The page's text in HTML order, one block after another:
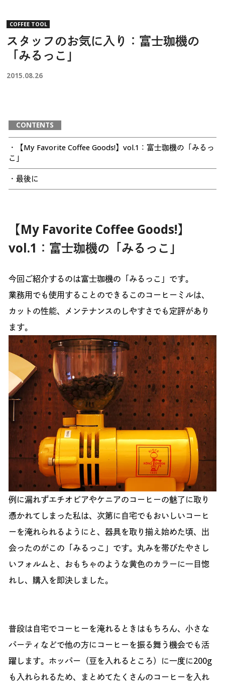
COFFEE TOOL
スタッフのお気に入り：富士珈機の
「みるっこ」
2015.08.26
CONTENTS
・【My Favorite Coffee Goods!】vol.1：富士珈機の「みるっ
こ」
・最後に
【My Favorite Coffee Goods!】
vol.1：富士珈機の「みるっこ」
今回ご紹介するのは富士珈機の「みるっこ」です。
業務用でも使用することのできるこのコーヒーミルは、
カットの性能、メンテナンスのしやすさでも定評があり
ます。
例に漏れずエチオピアやケニアのコーヒーの魅了に取り
憑かれてしまった私は、次第に自宅でもおいしいコーヒ
ーを淹れられるようにと、器具を取り揃え始めた頃、出
会ったのがこの「みるっこ」です。丸みを帯びたやさし
いフォルムと、おもちゃのような黄色のカラーに一目惚
れし、購入を即決しました。
普段は自宅でコーヒーを淹れるときはもちろん、小さな
パーティなどで他の方にコーヒーを振る舞う機会でも活
躍します。ホッパー（豆を入れるところ）に一度に200g
も入れられるため、まとめてたくさんのコーヒーを入れ